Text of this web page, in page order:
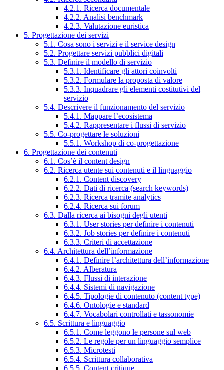
4.2.1. Ricerca documentale
4.2.2. Analisi benchmark
4.2.3. Valutazione euristica
5. Progettazione dei servizi
5.1. Cosa sono i servizi e il service design
5.2. Progettare servizi pubblici digitali
5.3. Definire il modello di servizio
5.3.1. Identificare gli attori coinvolti
5.3.2. Formulare la proposta di valore
5.3.3. Inquadrare gli elementi costitutivi del
servizio
5.4. Descrivere il funzionamento del servizio
5.4.1. Mappare l’ecosistema
5.4.2. Rappresentare i flussi di servizio
5.5. Co-progettare le soluzioni
5.5.1. Workshop di co-progettazione
6. Progettazione dei contenuti
6.1. Cos’è il content design
6.2. Ricerca utente sui contenuti e il linguaggio
6.2.1. Content discovery
6.2.2. Dati di ricerca (search keywords)
6.2.3. Ricerca tramite analytics
6.2.4. Ricerca sui forum
6.3. Dalla ricerca ai bisogni degli utenti
6.3.1. User stories per definire i contenuti
6.3.2. Job stories per definire i contenuti
6.3.3. Criteri di accettazione
6.4. Architettura dell’informazione
6.4.1. Definire l’architettura dell’informazione
6.4.2. Alberatura
6.4.3. Flussi di interazione
6.4.4. Sistemi di navigazione
6.4.5. Tipologie di contenuto (content type)
6.4.6. Ontologie e standard
6.4.7. Vocabolari controllati e tassonomie
6.5. Scrittura e linguaggio
6.5.1. Come leggono le persone sul web
6.5.2. Le regole per un linguaggio semplice
6.5.3. Microtesti
6.5.4. Scrittura collaborativa
6.5.5. Content critique